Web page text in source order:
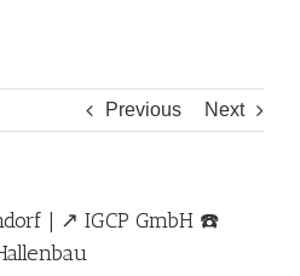
Previous Next
| ↗️ IGCP GmbH ☎️